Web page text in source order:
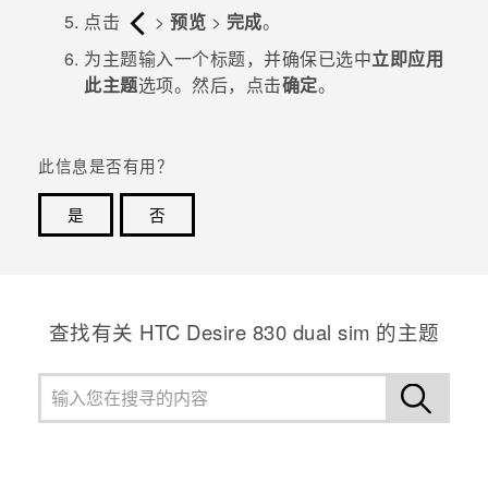
点击
> 预览 > 完成。
为主题输入一个标题，并确保已选中立即应用
此主题选项。然后，点击确定。
此信息是否有用？
是
否
查找有关 HTC Desire 830 dual sim 的主题